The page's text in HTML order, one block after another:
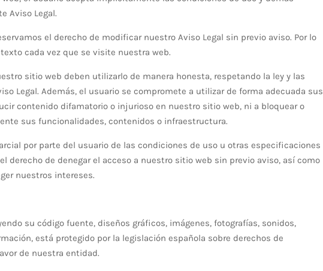
Aviso Legal.
el derecho de modificar nuestro Aviso Legal sin previo aviso. Por lo
cada vez que se visite nuestra web.
sitio web deben utilizarlo de manera honesta, respetando la ley y las
Legal. Además, el usuario se compromete a utilizar de forma adecuada sus
contenido difamatorio o injurioso en nuestro sitio web, ni a bloquear o
sus funcionalidades, contenidos o infraestructura.
por parte del usuario de las condiciones de uso u otras especificaciones
derecho de denegar el acceso a nuestro sitio web sin previo aviso, así como
nuestros intereses.
su código fuente, diseños gráficos, imágenes, fotografías, sonidos,
está protegido por la legislación española sobre derechos de
de nuestra entidad.